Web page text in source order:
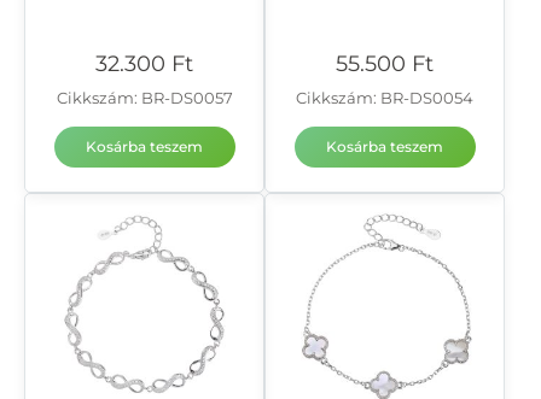
32.300 Ft
Cikkszám: BR-DS0057
Kosárba teszem
55.500 Ft
Cikkszám: BR-DS0054
Kosárba teszem